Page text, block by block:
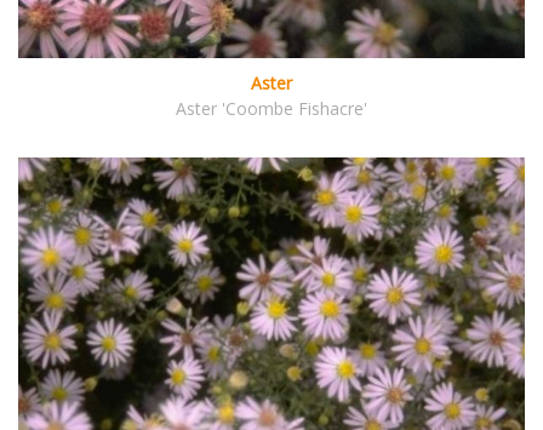
Aster
Aster 'Coombe Fishacre'